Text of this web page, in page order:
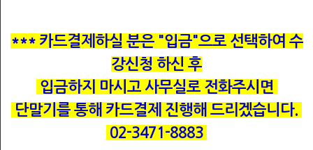
*** 카드결제하실 분은"입금"으로 선택하여 수
강신청 하신 후
입금하지 마시고 사무실로 전화주시면
단말기를 통해 카드결제 진행해 드리겠습니다.
02-3471-8883